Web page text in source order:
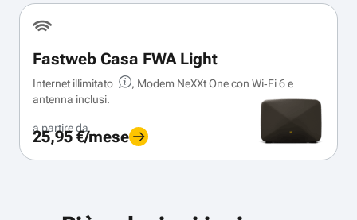
Fastweb Casa FWA Light
Internet illimitato
, Modem NeXXt One con Wi‑Fi 6 e
antenna inclusi.
a partire da
25,95 €/mese